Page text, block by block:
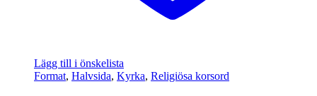
Lägg till i önskelista
Format, Halvsida, Kyrka, Religiösa korsord